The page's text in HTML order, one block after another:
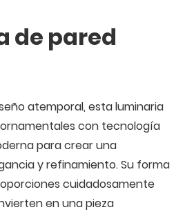
de pared
atemporal, esta luminaria
con tecnología
para crear una
y refinamiento. Su forma
cuidadosamente
en una pieza